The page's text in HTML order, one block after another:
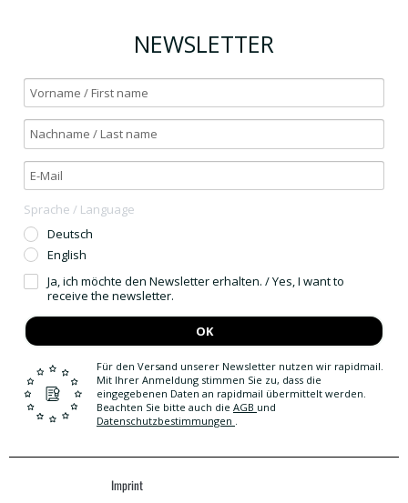
NEWSLETTER
Sprache / Language
Deutsch
English
Ja, ich möchte den Newsletter erhalten. / Yes, I want to
receive the newsletter.
OK
Für den Versand unserer Newsletter nutzen wir rapidmail.
Mit Ihrer Anmeldung stimmen Sie zu, dass die
eingegebenen Daten an rapidmail übermittelt werden.
Beachten Sie bitte auch die AGB und
Datenschutzbestimmungen .
Imprint